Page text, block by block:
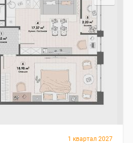
1 квартал 2027